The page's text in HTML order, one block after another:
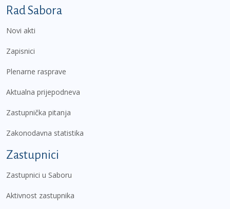
Podnožje prvi izbornik
Rad Sabora
Novi akti
Zapisnici
Plenarne rasprave
Aktualna prijepodneva
Zastupnička pitanja
Zakonodavna statistika
Zastupnici
Zastupnici u Saboru
Aktivnost zastupnika